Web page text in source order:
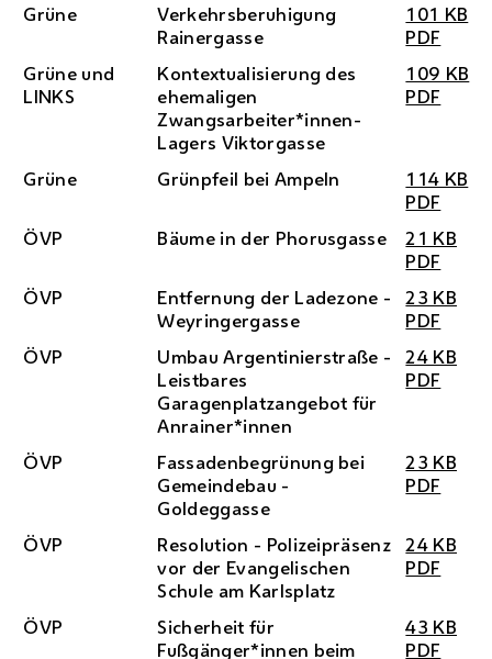
Grüne
Verkehrsberuhigung
Rainergasse
101 KB
PDF
Grüne und
LINKS
Kontextualisierung des
ehemaligen
Zwangsarbeiter*innen-
Lagers Viktorgasse
109 KB
PDF
Grüne Grünpfeil bei Ampeln
114 KB
PDF
ÖVP
Bäume in der Phorusgasse
21 KB
PDF
ÖVP
Entfernung der Ladezone -
Weyringergasse
23 KB
PDF
ÖVP
Umbau Argentinierstraße -
Leistbares
Garagenplatzangebot für
Anrainer*innen
24 KB
PDF
ÖVP
Fassadenbegrünung bei
Gemeindebau -
Goldeggasse
23 KB
PDF
ÖVP
Resolution - Polizeipräsenz
vor der Evangelischen
Schule am Karlsplatz
24 KB
PDF
ÖVP
Sicherheit für
Fußgänger*innen beim
43 KB
PDF